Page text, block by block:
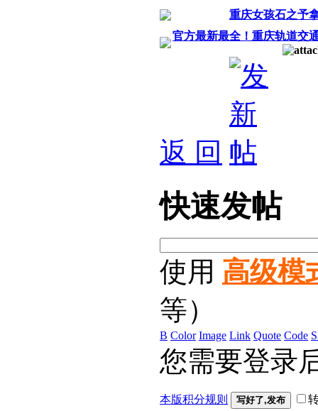
重庆女孩石之予
官方最新最全！重庆轨道交
返 回
快速发帖
使用 高级模
等）
B Color Image Link Quote Code
您需要登录
本版积分规则 写好了,发布